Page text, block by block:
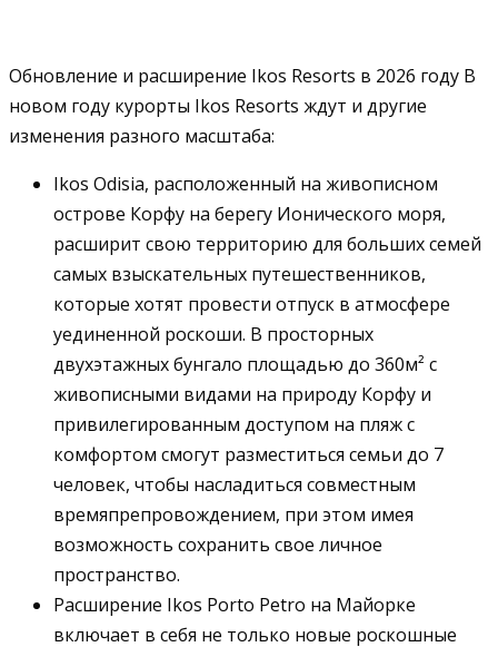
Обновление и расширение Ikos Resorts в 2026 году В
новом году курорты Ikos Resorts ждут и другие
изменения разного масштаба:
Ikos Odisia, расположенный на живописном
острове Корфу на берегу Ионического моря,
расширит свою территорию для больших семей
самых взыскательных путешественников,
которые хотят провести отпуск в атмосфере
уединенной роскоши. В просторных
двухэтажных бунгало площадью до 360м² с
живописными видами на природу Корфу и
привилегированным доступом на пляж с
комфортом смогут разместиться семьи до 7
человек, чтобы насладиться совместным
времяпрепровождением, при этом имея
возможность сохранить свое личное
пространство.
Расширение Ikos Porto Petro на Майорке
включает в себя не только новые роскошные